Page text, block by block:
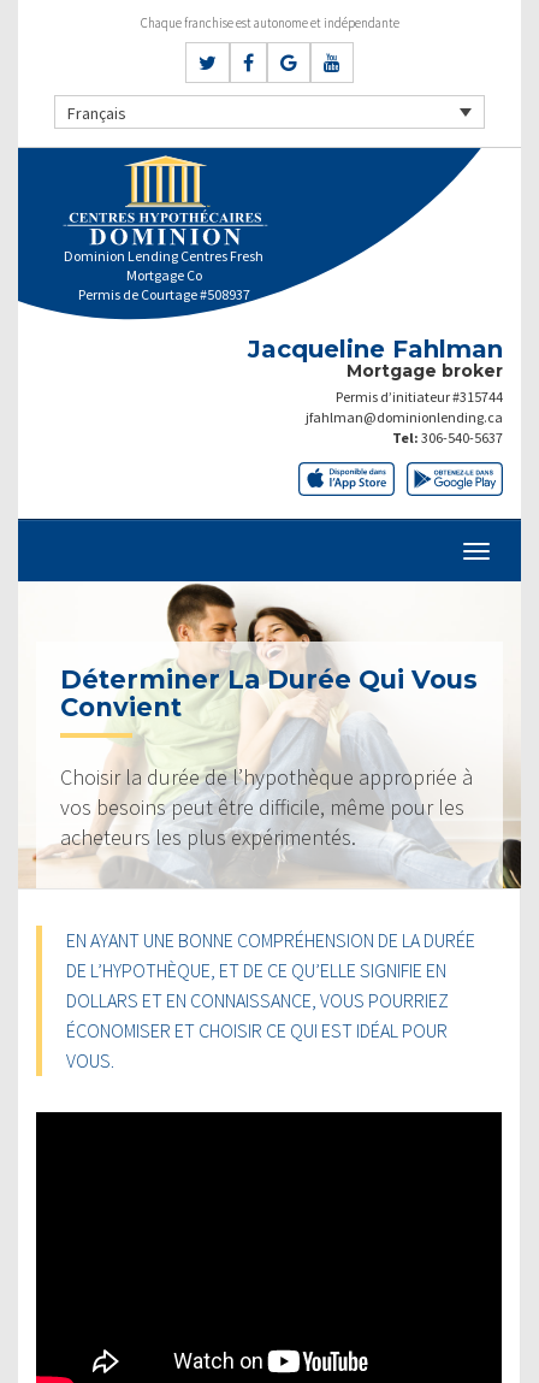
Chaque franchise est autonome et indépendante
Français
Dominion Lending Centres Fresh
Mortgage Co
Permis de Courtage #508937
Jacqueline Fahlman
Mortgage broker
Permis d’initiateur #315744
jfahlman@dominionlending.ca
Tel: 306-540-5637
Déterminer La Durée Qui Vous
Convient
Choisir la durée de l’hypothèque appropriée à
vos besoins peut être difficile, même pour les
acheteurs les plus expérimentés.
EN AYANT UNE BONNE COMPRÉHENSION DE LA DURÉE
DE L’HYPOTHÈQUE, ET DE CE QU’ELLE SIGNIFIE EN
DOLLARS ET EN CONNAISSANCE, VOUS POURRIEZ
ÉCONOMISER ET CHOISIR CE QUI EST IDÉAL POUR
VOUS.